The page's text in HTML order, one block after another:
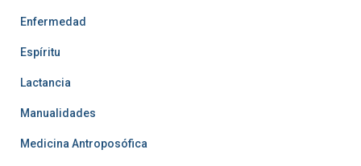
Enfermedad
Espíritu
Lactancia
Manualidades
Medicina Antroposófica